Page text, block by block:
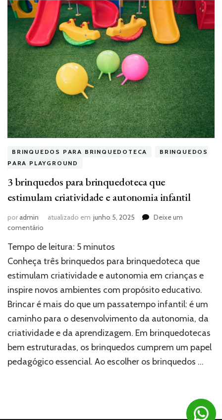
BRINQUEDOS PARA BRINQUEDOTECA
BRINQUEDOS
PARA PLAYGROUND
3 brinquedos para brinquedoteca que
estimulam criatividade e autonomia infantil
poradmin atualizado em junho 5, 2025
Deixe um
comentário
brinquedos
para
brinquedoteca
que
estimulam
criatividade
e
autonomia
infantil
Tempo de leitura: 5 minutos
Conheça três brinquedos para brinquedoteca que
estimulam criatividade e autonomia em crianças e
inspire novos ambientes com propósito educativo.
Brincar é mais do que um passatempo infantil: é um
caminho para o desenvolvimento da autonomia, da
criatividade e da aprendizagem. Em brinquedotecas
bem estruturadas, os brinquedos cumprem um papel
pedagógico essencial. Ao escolher os brinquedos …